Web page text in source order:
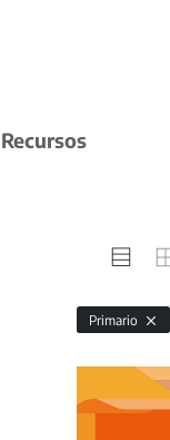
Recursos
Primario